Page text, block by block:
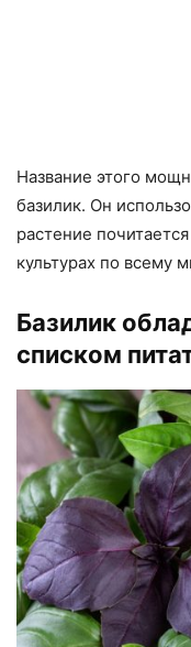
Название этого
базилик. Он
растение
культурах по всему
Базилик
списком